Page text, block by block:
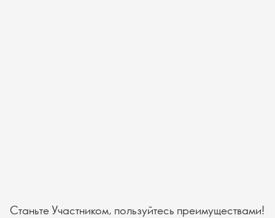
Станьте Участником, пользуйтесь преимуществами!